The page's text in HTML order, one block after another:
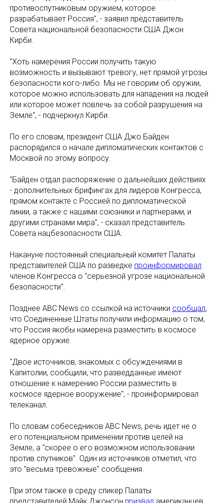
противоспутниковым оружием, которое
разрабатывает Россия", - заявил представитель
Совета национальной безопасности США Джон
Кирби.
"Хоть намерения России получить такую
возможность и вызывают тревогу, нет прямой угрозы
безопасности кого-либо. Мы не говорим об оружии,
которое можно использовать для нападения на людей
или которое может повлечь за собой разрушения на
Земле", - подчеркнул Кирби.
По его словам, президент США Джо Байден
распорядился о начале дипломатических контактов с
Москвой по этому вопросу.
"Байден отдал распоряжение о дальнейших действиях
- дополнительных брифингах для лидеров Конгресса,
прямом контакте с Россией по дипломатической
линии, а также с нашими союзники и партнерами, и
другими странами мира", - сказал представитель
Совета нацбезопасности США.
Накануне постоянный специальный комитет Палаты
представителей США по разведке проинформировал
членов Конгресса о "серьезной угрозе национальной
безопасности".
Позднее ABC News со ссылкой на источники сообщал,
что Соединенные Штаты получили информацию о том,
что Россия якобы намерена разместить в космосе
ядерное оружие.
"Двое источников, знакомых с обсуждениями в
Капитолии, сообщили, что разведданные имеют
отношение к намерению России разместить в
космосе ядерное вооружение", - проинформировал
телеканал.
По словам собеседников ABC News, речь идет не о
его потенциальном применении против целей на
Земле, а "скорее о его возможном использовании
против спутников". Один из источников отметил, что
это "весьма тревожные" сообщения.
При этом также в среду спикер Палаты
представителей Майк Джонсон призвал американцев